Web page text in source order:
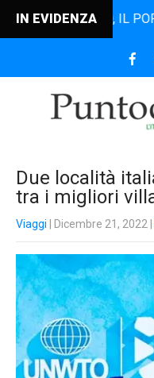
IN EVIDENZA
IL
Due località
tra i migliori
Viaggi | Dicembre 21, 2022